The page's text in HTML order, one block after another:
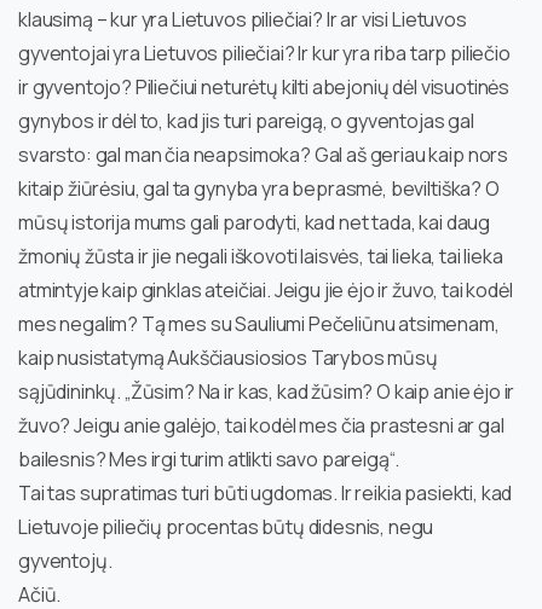
klausimą – kur yra Lietuvos piliečiai? Ir ar visi Lietuvos
gyventojai yra Lietuvos piliečiai? Ir kur yra riba tarp piliečio
ir gyventojo? Piliečiui neturėtų kilti abejonių dėl visuotinės
gynybos ir dėl to, kad jis turi pareigą, o gyventojas gal
svarsto: gal man čia neapsimoka? Gal aš geriau kaip nors
kitaip žiūrėsiu, gal ta gynyba yra beprasmė, beviltiška? O
mūsų istorija mums gali parodyti, kad net tada, kai daug
žmonių žūsta ir jie negali iškovoti laisvės, tai lieka, tai lieka
atmintyje kaip ginklas ateičiai. Jeigu jie ėjo ir žuvo, tai kodėl
mes negalim? Tą mes su Sauliumi Pečeliūnu atsimenam,
kaip nusistatymą Aukščiausiosios Tarybos mūsų
sąjūdininkų. „Žūsim? Na ir kas, kad žūsim? O kaip anie ėjo ir
žuvo? Jeigu anie galėjo, tai kodėl mes čia prastesni ar gal
bailesnis? Mes irgi turim atlikti savo pareigą“.
Tai tas supratimas turi būti ugdomas. Ir reikia pasiekti, kad
Lietuvoje piliečių procentas būtų didesnis, negu
gyventojų.
Ačiū.